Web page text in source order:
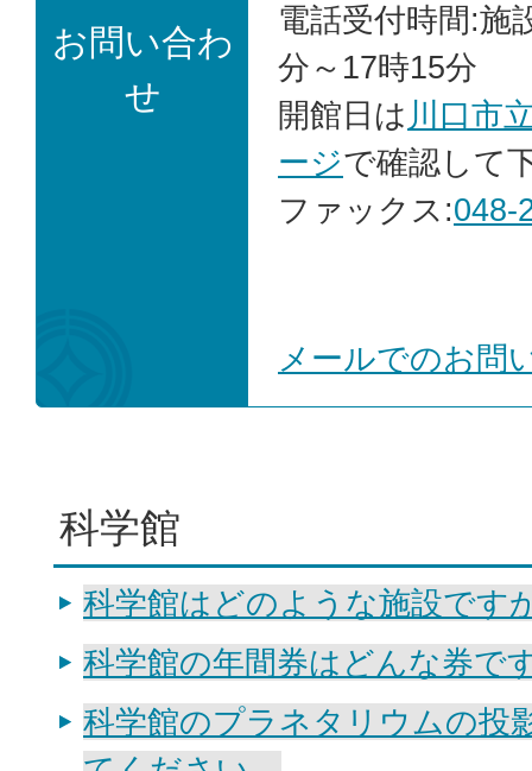
お問い合わ
せ
電話受付時間:施
分～17時15分
開館日は 川口市
ージで確認して
ファックス:048-
メールでのお問
科学館
科学館はどのような施設です
科学館の年間券はどんな券で
科学館のプラネタリウムの投